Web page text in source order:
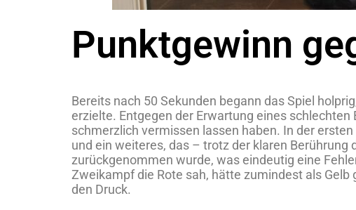
Punktgewinn
Bereits nach 50 Sekunden begann das Spiel
erzielte. Entgegen der Erwartung eines
schmerzlich vermissen lassen haben. In der
und ein weiteres, das – trotz der klaren
zurückgenommen wurde, was eindeutig eine
Zweikampf die Rote sah, hätte zumindest als
den Druck.